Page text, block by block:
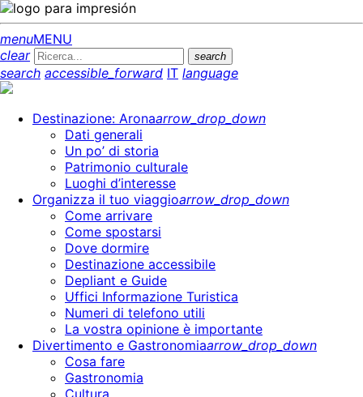
menuMENU
clear
search
search accessible_forward IT language
Destinazione: Aronaarrow_drop_down
Dati generali
Un po’ di storia
Patrimonio culturale
Luoghi d’interesse
Organizza il tuo viaggioarrow_drop_down
Come arrivare
Come spostarsi
Dove dormire
Destinazione accessibile
Depliant e Guide
Uffici Informazione Turistica
Numeri di telefono utili
La vostra opinione è importante
Divertimento e Gastronomiaarrow_drop_down
Cosa fare
Gastronomia
Cultura